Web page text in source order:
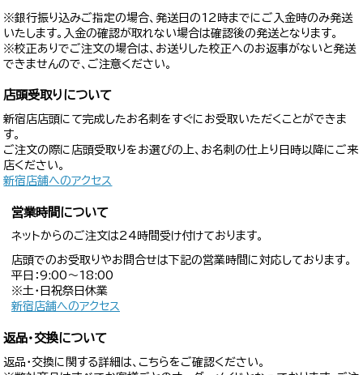
※銀行振り込みご指定の場合、発送日の12時までにご入金時のみ発送
いたします。入金の確認が取れない場合は確認後の発送となります。
※校正ありでご注文の場合は、お送りした校正へのお返事がないと発送
できませんので、ご注意ください。
店頭受取りについて
新宿店店頭にて完成したお名刺をすぐにお受取いただくことができま
す。
ご注文の際に店頭受取りをお選びの上、お名刺の仕上り日時以降にご来
店ください。
新宿店舗へのアクセス
営業時間について
ネットからのご注文は24時間受け付けております。
店頭でのお受取りやお問合せは下記の営業時間に対応しております。
平日：9:00〜18:00
※土・日祝祭日休業
新宿店舗へのアクセス
返品・交換について
返品・交換に関する詳細は、こちらをご確認ください。